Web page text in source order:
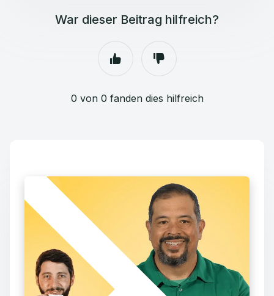
War dieser Beitrag hilfreich?
0 von 0 fanden dies hilfreich